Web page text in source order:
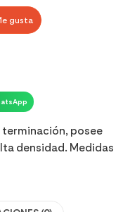
gusta
terminación, posee
densidad. Medidas